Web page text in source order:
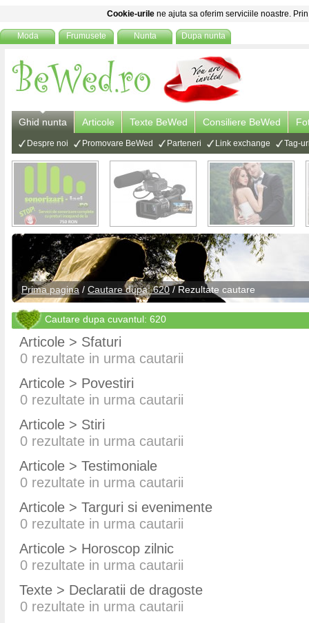
Cookie-urile ne ajuta sa oferim serviciile noastre.
Moda Frumusete Nunta Dupa nunta
Ghid nunta Articole Texte BeWed Consiliere BeWed
Despre noi Promovare BeWed Parteneri Link exchange Tag-
Prima pagina / Cautare dupa: 620/ Rezultate cautare
Cautare dupa cuvantul: 620
Articole > Sfaturi
0 rezultate in urma cautarii
Articole > Povestiri
0 rezultate in urma cautarii
Articole > Stiri
0 rezultate in urma cautarii
Articole > Testimoniale
0 rezultate in urma cautarii
Articole > Targuri si evenimente
0 rezultate in urma cautarii
Articole > Horoscop zilnic
0 rezultate in urma cautarii
Texte > Declaratii de dragoste
0 rezultate in urma cautarii